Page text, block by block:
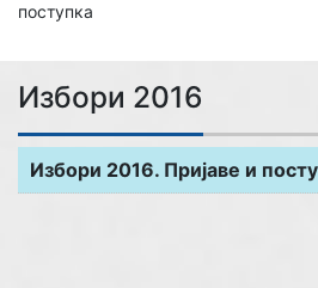
Избори 2016
Избори 2016. Пријаве и
поступка